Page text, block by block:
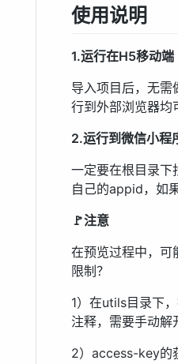
使用说明
1.运行在H5移动端
导入项目后，无
行到外部浏览器均
2.运行到微信小程
一定要在根目录
自己的appid，如
🚩注意
在预览过程中，可
限制？
1）在utils目录下
注释，需要手动解
2）access-key的